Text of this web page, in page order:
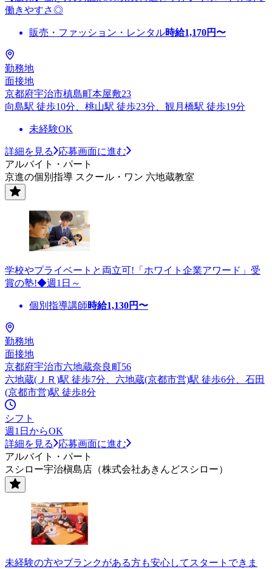
働きやすさ◎
販売・ファッション・レンタル時給1,170円〜
勤務地
面接地
京都府宇治市槙島町本屋敷23
向島駅 徒歩10分、桃山駅 徒歩23分、観月橋駅 徒歩19分
未経験OK
詳細を見る
応募画面に進む
アルバイト・パート
京進の個別指導 スクール・ワン 六地蔵教室
学校やプライベートと両立可!「ホワイト企業アワード」受
賞の塾!◆週1日～
個別指導講師時給1,130円〜
勤務地
面接地
京都府宇治市六地蔵奈良町56
六地蔵(ＪＲ)駅 徒歩7分、六地蔵(京都市営)駅 徒歩6分、石田
(京都市営)駅 徒歩8分
シフト
週1日からOK
詳細を見る
応募画面に進む
アルバイト・パート
スシロー宇治槇島店（株式会社あきんどスシロー）
未経験の方やブランクがある方も安心してスタートできま